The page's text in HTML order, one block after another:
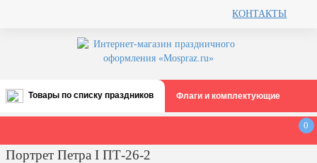
КОНТАКТЫ
Товары по списку праздников
Все праздники
августа)
Флаги и комплектующие
0
Портрет Петра I ПТ-26-2